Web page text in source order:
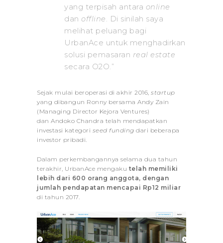
yang terpisah antara online
dan offline. Di sinilah saya
melihat peluang bagi
UrbanAce untuk menghadirkan
solusi pemasaran real estate
secara O2O.”
Sejak mulai beroperasi di akhir 2016, startup
yang dibangun Ronny bersama Andy Zain
(Managing Director Kejora Ventures)
dan Andoko Chandra telah mendapatkan
investasi kategori seed funding dari beberapa
investor pribadi.
Dalam perkembangannya selama dua tahun
terakhir, UrbanAce mengaku telah memiliki
lebih dari 600 orang anggota, dengan
jumlah pendapatan mencapai Rp12 miliar
di tahun 2017.